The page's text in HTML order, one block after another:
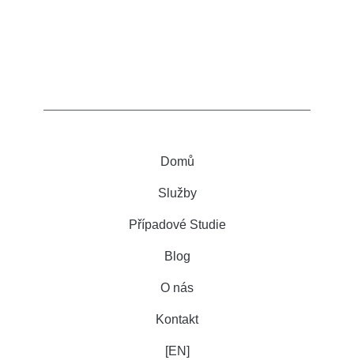
Domů
Služby
Případové Studie
Blog
O nás
Kontakt
[EN]